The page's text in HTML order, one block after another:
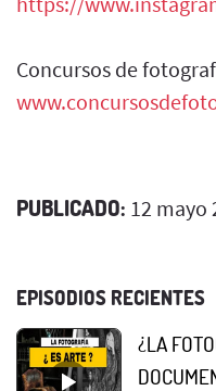
Concursos de
PUBLICADO: 12 mayo
EPISODIOS RECIENTES
¿LA